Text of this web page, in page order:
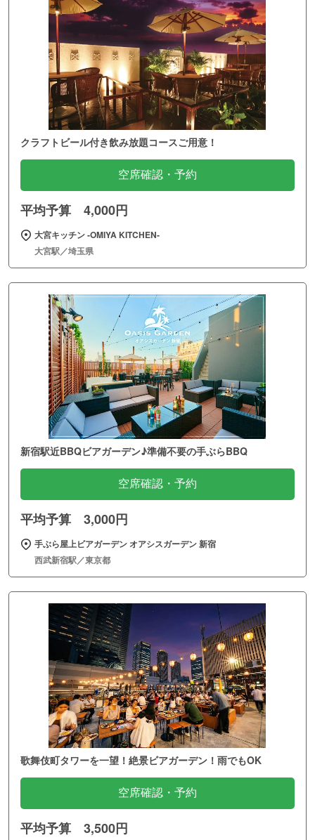
クラフトビール付き飲み放題コースご用意！
空席確認・予約
平均予算 4,000円
大宮キッチン ‐OMIYA KITCHEN‐
大宮駅／埼玉県
新宿駅近BBQビアガーデン♪準備不要の手ぶらBBQ
空席確認・予約
平均予算 3,000円
手ぶら屋上ビアガーデン オアシスガーデン 新宿
西武新宿駅／東京都
歌舞伎町タワーを一望！絶景ビアガーデン！雨でもOK
空席確認・予約
平均予算 3,500円